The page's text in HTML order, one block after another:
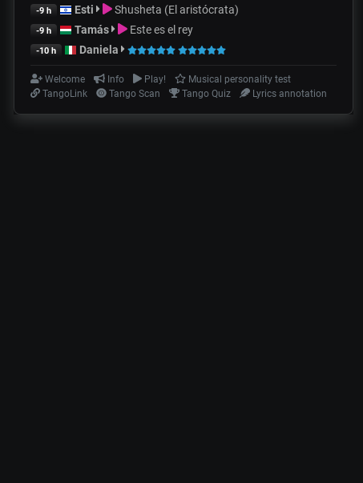
-9 h Esti Shusheta (El aristócrata)
-9 h Tamás Este es el rey
-10 h Daniela
Welcome Info Play!
Musical personality test
TangoLink
Tango Scan Tango Quiz Lyrics annotation